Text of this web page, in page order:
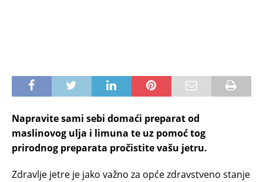
Napravite sami sebi domaći preparat od
maslinovog ulja i limuna te uz pomoć tog
prirodnog preparata pročistite vašu jetru.
Zdravlje jetre je jako važno za opće zdravstveno stanje